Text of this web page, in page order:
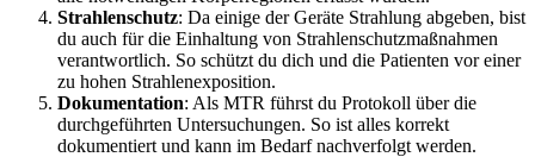
Strahlenschutz: Da einige der Geräte Strahlung abgeben, bist
du auch für die Einhaltung von Strahlenschutzmaßnahmen
verantwortlich. So schützt du dich und die Patienten vor einer
zu hohen Strahlenexposition.
Dokumentation: Als MTR führst du Protokoll über die
durchgeführten Untersuchungen. So ist alles korrekt
dokumentiert und kann im Bedarf nachverfolgt werden.